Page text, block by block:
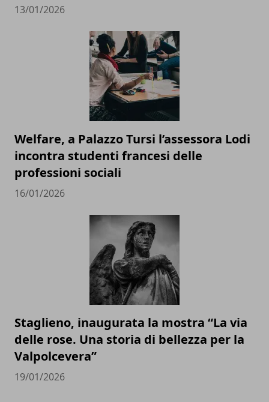
13/01/2026
Welfare, a Palazzo Tursi l’assessora Lodi
incontra studenti francesi delle
professioni sociali
16/01/2026
Staglieno, inaugurata la mostra “La via
delle rose. Una storia di bellezza per la
Valpolcevera”
19/01/2026